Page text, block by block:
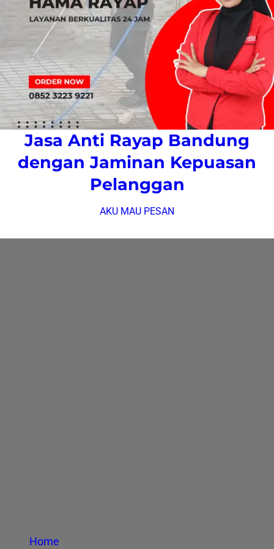
Jasa Anti Rayap Bandung
dengan Jaminan Kepuasan
Pelanggan
AKU MAU PESAN
Home